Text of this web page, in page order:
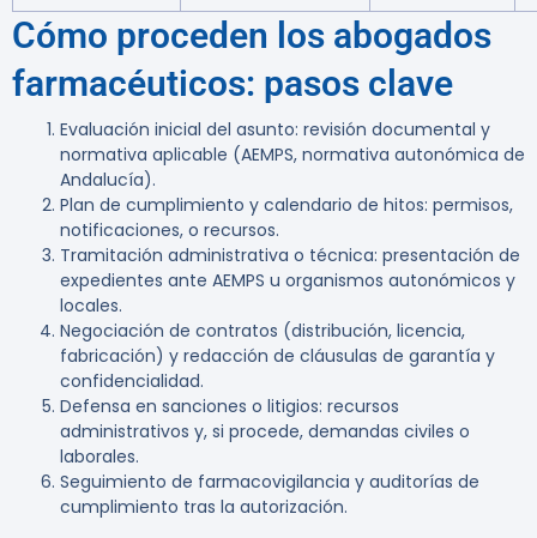
Cómo proceden los abogados
farmacéuticos: pasos clave
Evaluación inicial del asunto: revisión documental y
normativa aplicable (AEMPS, normativa autonómica de
Andalucía).
Plan de cumplimiento y calendario de hitos: permisos,
notificaciones, o recursos.
Tramitación administrativa o técnica: presentación de
expedientes ante AEMPS u organismos autonómicos y
locales.
Negociación de contratos (distribución, licencia,
fabricación) y redacción de cláusulas de garantía y
confidencialidad.
Defensa en sanciones o litigios: recursos
administrativos y, si procede, demandas civiles o
laborales.
Seguimiento de farmacovigilancia y auditorías de
cumplimiento tras la autorización.